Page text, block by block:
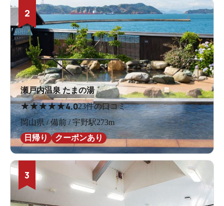
2
瀬戸内温泉 たまの湯
★★★★★4.023件の口コミ
岡山県 / 備前 / 宇野駅273m
日帰り
クーポンあり
3